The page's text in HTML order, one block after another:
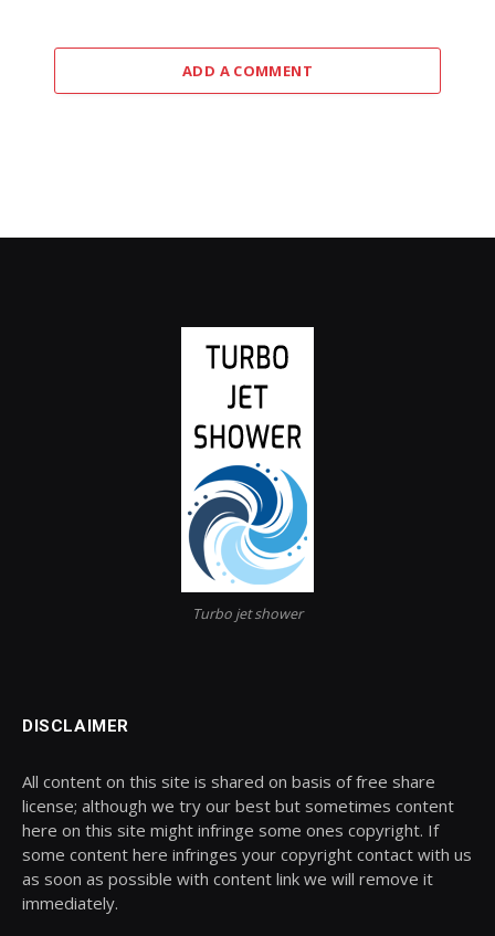
ADD A COMMENT
Turbo jet shower
DISCLAIMER
All content on this site is shared on basis of free share
license; although we try our best but sometimes content
here on this site might infringe some ones copyright. If
some content here infringes your copyright contact with us
as soon as possible with content link we will remove it
immediately.